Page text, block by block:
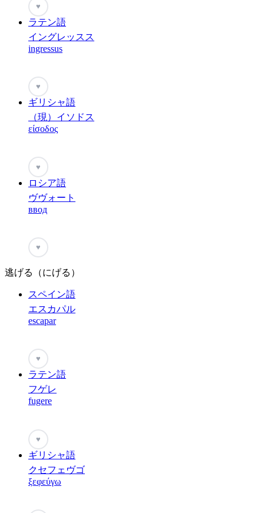
♥
ラテン語
イングレッスス
ingressus
♥
ギリシャ語
（現）イソドス
είσοδος
♥
ロシア語
ヴヴォート
ввод
♥
逃げる（にげる）
スペイン語
エスカパル
escapar
♥
ラテン語
フゲレ
fugere
♥
ギリシャ語
クセフェヴゴ
ξεφεύγω